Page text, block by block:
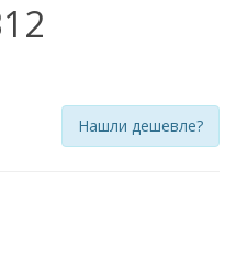
Нашли дешевле?